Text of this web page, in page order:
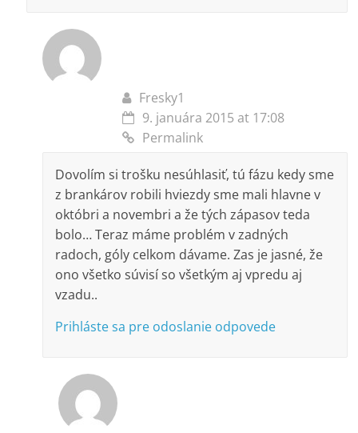
Fresky1
9. januára 2015 at 17:08
Permalink
Dovolím si trošku nesúhlasiť, tú fázu kedy sme
z brankárov robili hviezdy sme mali hlavne v
októbri a novembri a že tých zápasov teda
bolo… Teraz máme problém v zadných
radoch, góly celkom dávame. Zas je jasné, že
ono všetko súvisí so všetkým aj vpredu aj
vzadu..
Prihláste sa pre odoslanie odpovede